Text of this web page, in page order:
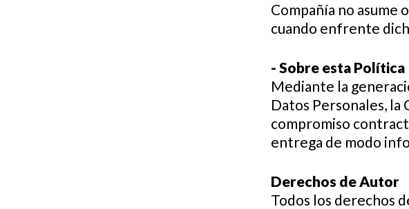
Compañía no asume
cuando enfrente
- Sobre esta Política
Mediante la
Datos Personales, la
compromiso
entrega de modo
Derechos de Autor
Todos los derechos